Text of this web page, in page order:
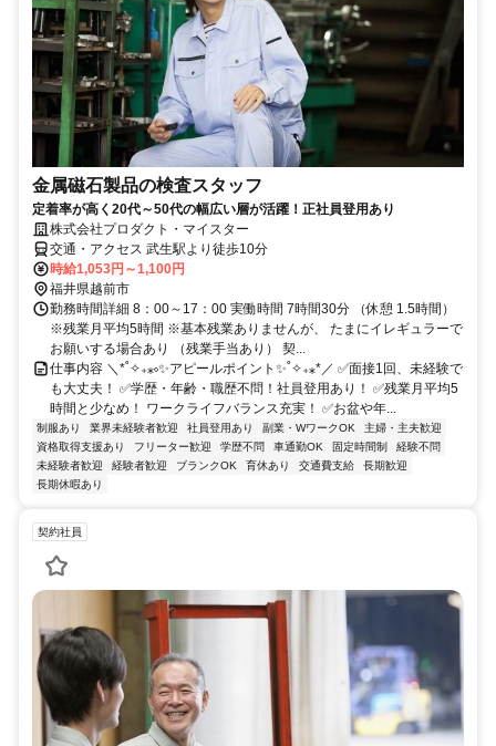
金属磁石製品の検査スタッフ
定着率が高く20代～50代の幅広い層が活躍！正社員登用あり
株式会社プロダクト・マイスター
交通・アクセス 武生駅より徒歩10分
時給1,053円～1,100円
福井県越前市
勤務時間詳細 8：00～17：00 実働時間 7時間30分 （休憩 1.5時間）
※残業月平均5時間 ※基本残業ありませんが、 たまにイレギュラーで
お願いする場合あり （残業手当あり） 契...
仕事内容 ＼*˚✧₊⁎༚✨アピールポイント✨˚✧₊⁎*／ ✅面接1回、未経験で
も大丈夫！ ✅学歴・年齢・職歴不問！社員登用あり！ ✅残業月平均5
時間と少なめ！ ワークライフバランス充実！ ✅お盆や年...
制服あり 業界未経験者歓迎 社員登用あり 副業・WワークOK
主婦・主夫歓迎
資格取得支援あり
フリーター歓迎 学歴不問 車通勤OK 固定時間制
経験不問
未経験者歓迎
経験者歓迎 ブランクOK 育休あり 交通費支給
長期歓迎
長期休暇あり
契約社員